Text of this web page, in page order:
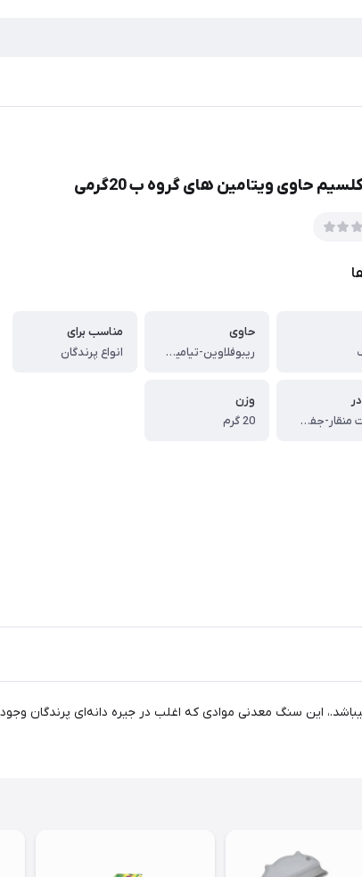
حاوی ویتامین های گروه ب 20گرمی
حاوی
ریبوفلاوین-تیامین-زینک - کلسیم
مناسب برای
انواع پرندگان
سلامت منقار-جفت گیری
وزن
20 گرم
این سنگ معدنی موادی که اغلب در جیره دانه‌ای پرندگان وجود